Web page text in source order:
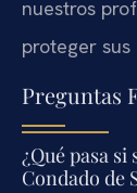
nuestros
proteger
Preguntas
¿Qué pasa
Condado de